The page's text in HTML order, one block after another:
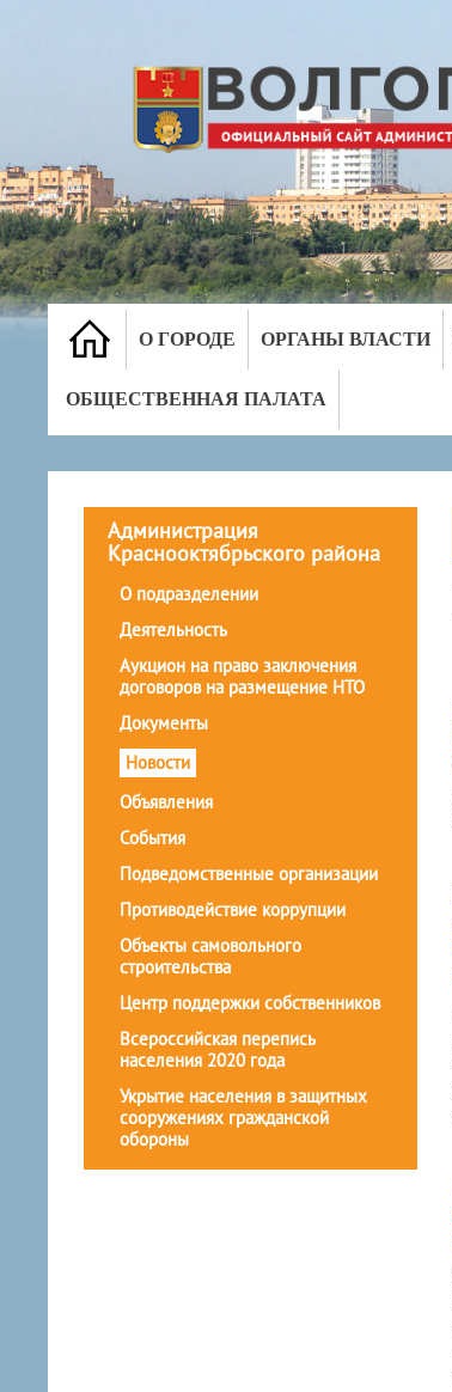
О ГОРОДЕ ОРГАНЫ ВЛАСТИ
ОБЩЕСТВЕННАЯ ПАЛАТА
Администрация
Краснооктябрьского района
О подразделении
Деятельность
Аукцион на право заключения
договоров на размещение НТО
Документы
Новости
Объявления
События
Подведомственные организации
Противодействие коррупции
Объекты самовольного
строительства
Центр поддержки собственников
Всероссийская перепись
населения 2020 года
Укрытие населения в защитных
сооружениях гражданской
обороны